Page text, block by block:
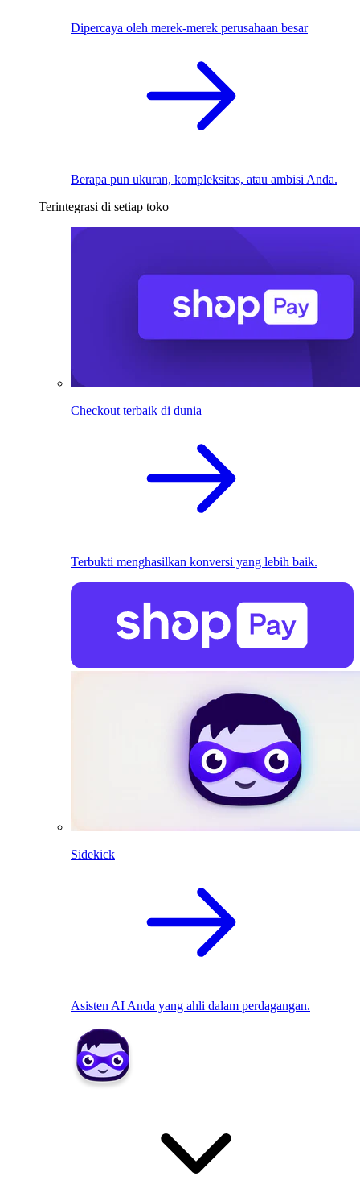
Dipercaya oleh merek-merek perusahaan besar
Berapa pun ukuran, kompleksitas, atau ambisi Anda.
Terintegrasi di setiap toko
Checkout terbaik di dunia
Terbukti menghasilkan konversi yang lebih baik.
Sidekick
Asisten AI Anda yang ahli dalam perdagangan.